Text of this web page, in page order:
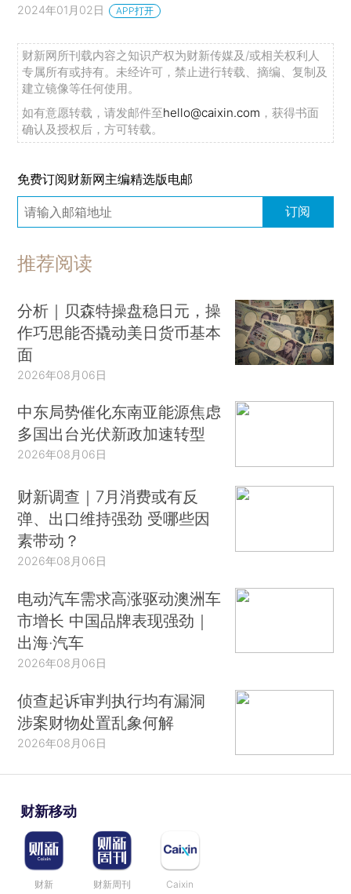
2024年01月02日 APP打开
财新网所刊载内容之知识产权为财新传媒及/或相关权利人
专属所有或持有。未经许可，禁止进行转载、摘编、复制及
建立镜像等任何使用。
如有意愿转载，请发邮件至hello@caixin.com ，获得书面
确认及授权后，方可转载。
免费订阅财新网主编精选版电邮
订阅
推荐阅读
分析｜贝森特操盘稳日元，操
作巧思能否撬动美日货币基本
面
2026年08月06日
中东局势催化东南亚能源焦虑
多国出台光伏新政加速转型
2026年08月06日
财新调查｜7月消费或有反
弹、出口维持强劲 受哪些因
素带动？
2026年08月06日
电动汽车需求高涨驱动澳洲车
市增长 中国品牌表现强劲｜
出海·汽车
2026年08月06日
侦查起诉审判执行均有漏洞
涉案财物处置乱象何解
2026年08月06日
财新移动
财新 财新周刊 Caixin